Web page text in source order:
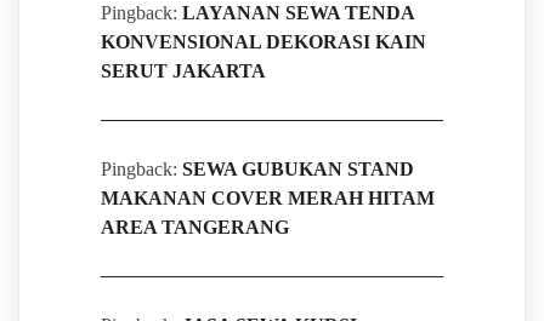
Pingback: LAYANAN SEWA TENDA
KONVENSIONAL DEKORASI KAIN
SERUT JAKARTA
Pingback: SEWA GUBUKAN STAND
MAKANAN COVER MERAH HITAM
AREA TANGERANG